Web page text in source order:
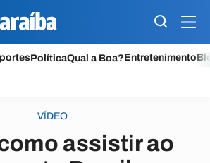
PolíticaQual a Boa?Entretenimento
VÍDEO
assistir ao